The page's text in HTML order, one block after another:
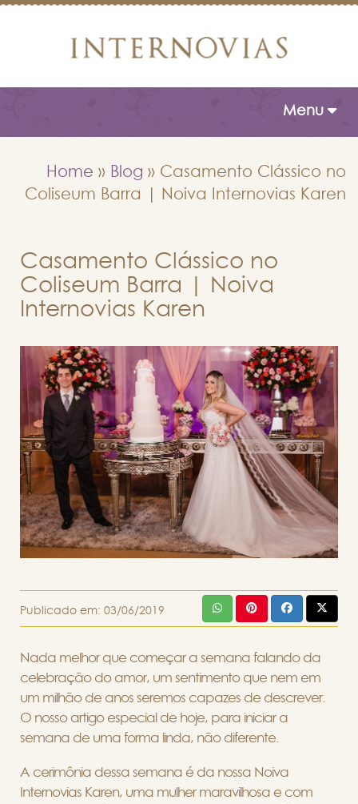
Toggle
Menu
Home » Blog » Casamento Clássico no
Coliseum Barra | Noiva Internovias Karen
Casamento Clássico no
Coliseum Barra | Noiva
Internovias Karen
Publicado em: 03/06/2019
Nada melhor que começar a semana falando da
celebração do amor, um sentimento que nem em
um milhão de anos seremos capazes de descrever.
O nosso artigo especial de hoje, para iniciar a
semana de uma forma linda, não diferente.
A cerimônia dessa semana é da nossa Noiva
Internovias Karen, uma mulher maravilhosa e com